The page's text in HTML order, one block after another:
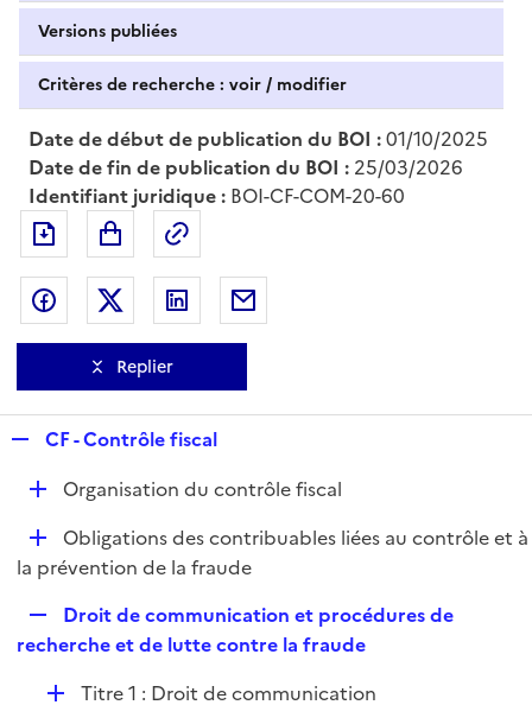
Versions publiées
Critères de recherche : voir / modifier
Date de début de publication du BOI :01/10/2025
Date de fin de publication du BOI : 25/03/2026
Identifiant juridique : BOI-CF-COM-20-60
Exporter le document au format pdf
Partager sur Facebook
Partager sur Twitter
Partager sur LinkedIn
Replier
p
l
i
e
r
CF - Contrôle fiscal
D
l
r
Organisation du contrôle fiscal
D
é
i
e
r
Obligations des contribuables liées au contrôle et à
la prévention de la fraude
e
l
Droit de communication et procédures de
recherche et de lutte contre la fraude
DTitre 1 : Droit de communication